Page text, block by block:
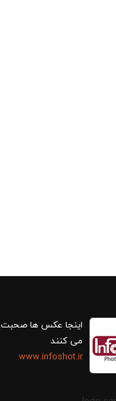
اینجا عکس ها صحبت
می کنند
www.infoshot.ir